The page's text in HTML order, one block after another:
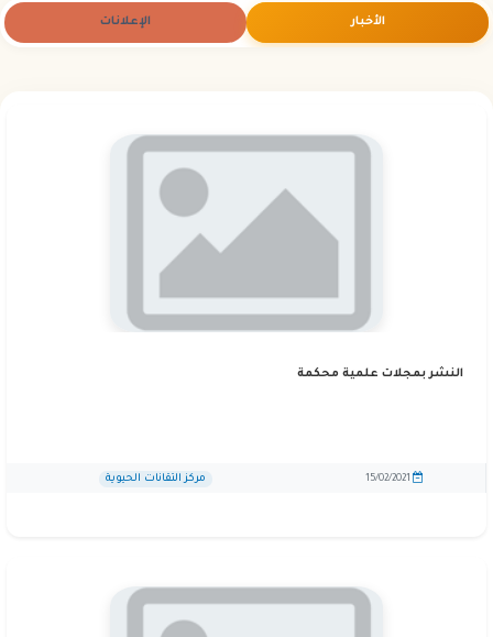
الأخبار الإعلانات
النشر بمجلات علمية محكمة
مركز التقانات الحيوية